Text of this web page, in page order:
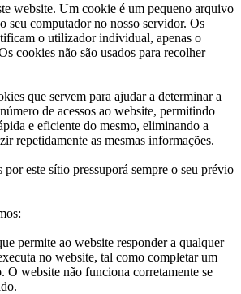
website. Um cookie é um pequeno arquivo
seu computador no nosso servidor. Os
o utilizador individual, apenas o
cookies não são usados para recolher
que servem para ajudar a determinar a
de acessos ao website, permitindo
e eficiente do mesmo, eliminando a
repetidamente as mesmas informações.
este sítio pressuporá sempre o seu prévio
permite ao website responder a qualquer
no website, tal como completar um
O website não funciona corretamente se